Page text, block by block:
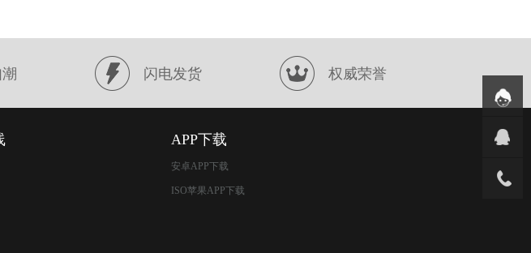
闪电发货 权威荣誉
APP下载
安卓APP下载
ISO苹果APP下载